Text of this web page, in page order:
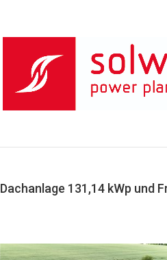
Dachanlage 131,14 kWp und